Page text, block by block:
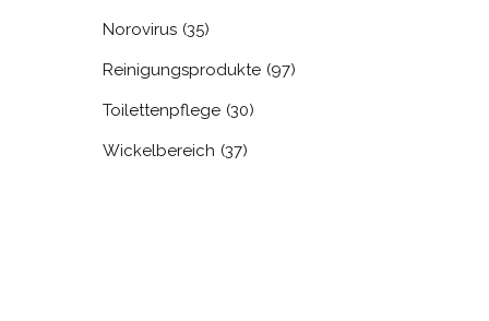
Norovirus (35)
Reinigungsprodukte (97)
Toilettenpflege (30)
Wickelbereich (37)